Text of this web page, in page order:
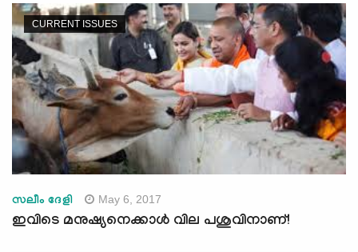
CURRENT ISSUES
സലീം ദേളി May 6, 2017
ഇവിടെ മനുഷ്യനെക്കാള്‍ വില പശുവിനാണ്!